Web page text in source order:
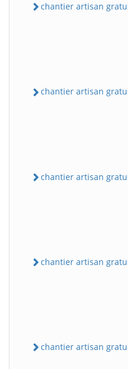
chantier artisan
chantier artisan
chantier artisan gratuit
chantier artisan
chantier artisan gratuit